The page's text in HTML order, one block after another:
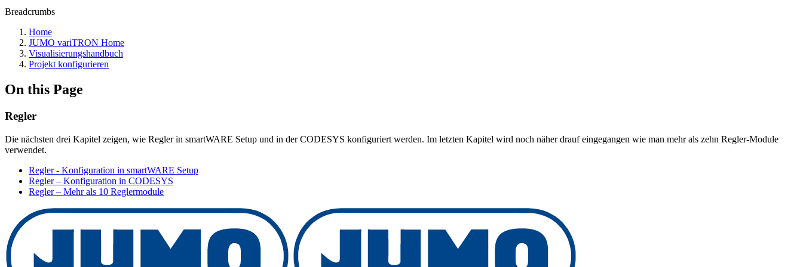
Breadcrumbs
Home
JUMO variTRON Home
Visualisierungshandbuch
Projekt konfigurieren
On this Page
Regler
Die nächsten drei Kapitel zeigen, wie Regler in smartWARE Setup und in der CODESYS konfiguriert werden. Im letzten Kapitel wird noch näher drauf eingegangen wie man mehr als zehn Regler-Module
verwendet.
Regler - Konfiguration in smartWARE Setup
Regler – Konfiguration in CODESYS
Regler – Mehr als 10 Reglermodule